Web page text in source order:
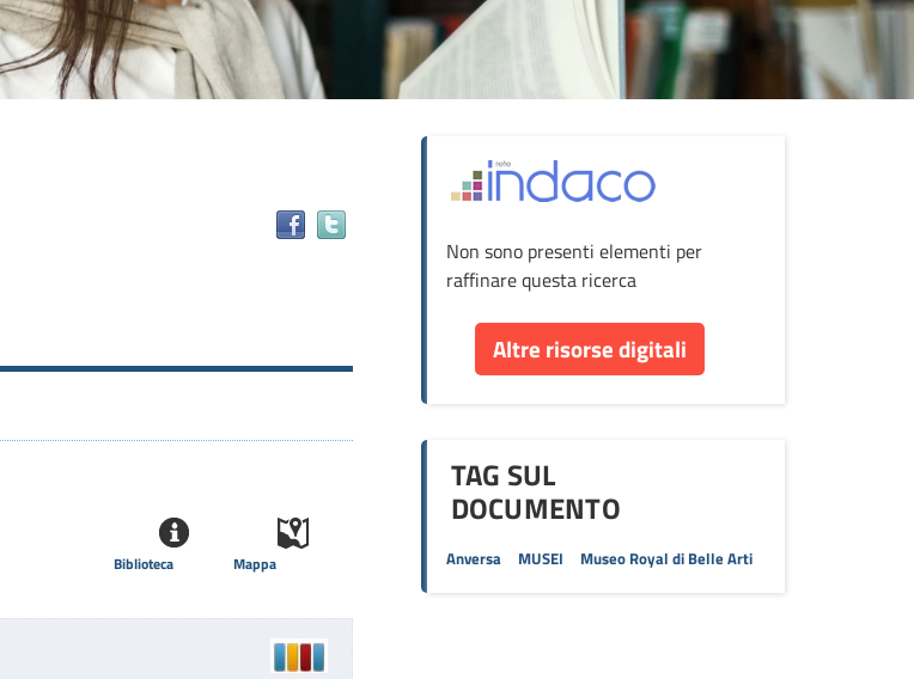
Mappa
Biblioteca
Non sono presenti elementi per
raffinare questa ricerca
Altre risorse digitali
TAG SUL
DOCUMENTO
Anversa MUSEI Museo Royal di Belle Arti